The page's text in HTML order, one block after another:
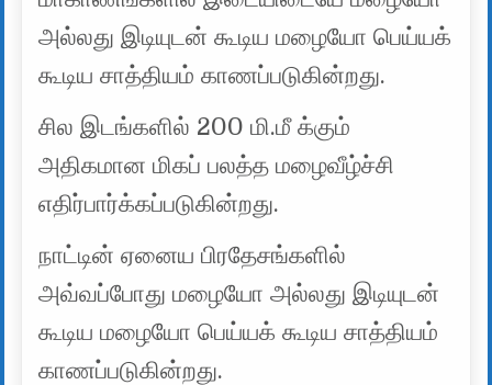
அல்லது இடியுடன் கூடிய மழையோ பெய்யக்
கூடிய சாத்தியம் காணப்படுகின்றது.
சில இடங்களில் 200 மி.மீ க்கும்
அதிகமான மிகப் பலத்த மழைவீழ்ச்சி
எதிர்பார்க்கப்படுகின்றது.
நாட்டின் ஏனைய பிரதேசங்களில்
அவ்வப்போது மழையோ அல்லது இடியுடன்
கூடிய மழையோ பெய்யக் கூடிய சாத்தியம்
காணப்படுகின்றது.